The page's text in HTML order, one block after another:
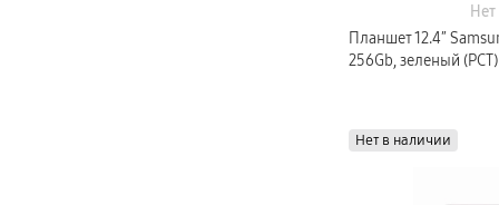
Планшет 12.4″
256Gb, зеленый (РСТ)
Нет в наличии